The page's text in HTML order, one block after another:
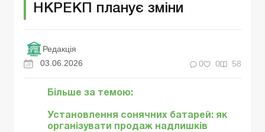
НКРЕКП планує зміни
Редакція
03.06.2026
0 0 58
Більше за темою:
Установлення сонячних батарей: як
організувати продаж надлишків